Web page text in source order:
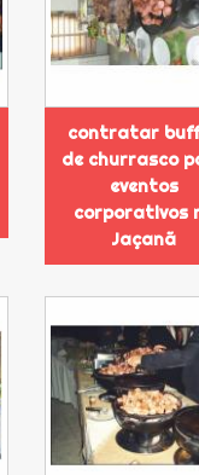
contratar
de churrasco
eventos
corporativos
Jaçanã